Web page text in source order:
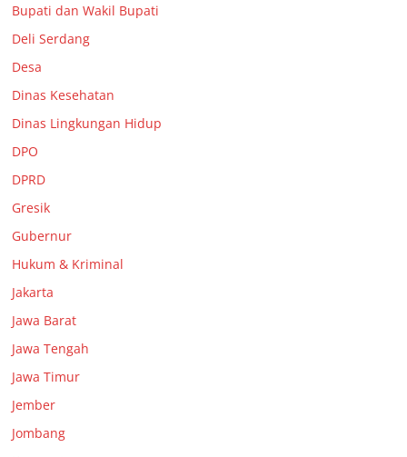
Bupati dan Wakil Bupati
Deli Serdang
Desa
Dinas Kesehatan
Dinas Lingkungan Hidup
DPO
DPRD
Gresik
Gubernur
Hukum & Kriminal
Jakarta
Jawa Barat
Jawa Tengah
Jawa Timur
Jember
Jombang